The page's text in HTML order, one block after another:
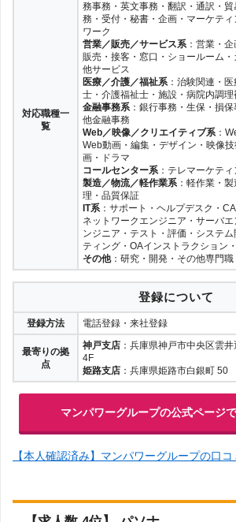
対応職種一
覧
務事務・英文事務・翻訳・通訳・
務・受付・秘書・企画・マーケテ
ワーク
営業／販売／サービス系 ：営業・
販売・接客・窓口・ショールーム
他サービス
医療／介護／福祉系 ：治験関連・
士・介護福祉士・施設・病院内調理
金融事務系 ：銀行事務・生保・損
他金融事務
Web／映像／クリエイティブ系 ：
Web動画・編集・デザイン・映像
画・ドラマ
コールセンター系 ：テレマーケテ
製造／物流／軽作業系 ：軽作業・
理・品質保証
IT系 ：サポート・ヘルプデスク・
ネットワークエンジニア・サーバ
ンジニア・テスト・評価・システ
ティング・OAインストラクション
その他：研究・開発・その他専門職
登録について
登録方法 電話登録・来社登録
最寄りの拠
点
神戸支店 ：兵庫県神戸市中央区雲
4F
姫路支店 ：兵庫県姫路市白銀町
マンパワーグループの公式ページ
【本人確認済み】マンパワーグループの口コ